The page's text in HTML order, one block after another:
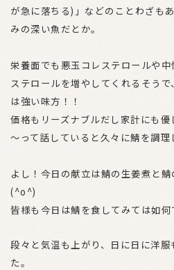
が急に落ちる)」などのことわざも
みの深い魚だとか。
栄養面でも悪玉コレステロールや
ステロールを増やしてくれるそう
は強い味方！！
価格もリーズナブルだし家計にも
〜って話していると久々に鯖を調
よし！今日の献立は鯖の生姜煮と
(^o^)
皆様も今日は鯖を食してみては如
段々と気温も上がり、日に日に洋
た。